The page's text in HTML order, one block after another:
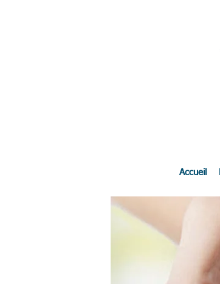
Accueil